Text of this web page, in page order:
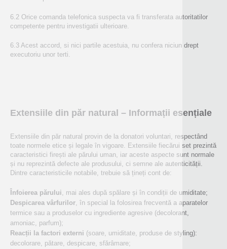
6.2 Orice comanda telefonica suspecta va fi transferata autoritatilor
competente pentru investigatii ulterioare.
6.3 Acest accord, si nici partile acestuia, nu confera niciun drept
executoriu unor terti.
Extensiile din păr natural – Informații esențiale
Extensiile din păr natural provin de la donatori voluntari, respectând
toate normele etice și legale în vigoare. Extensiile fiecărui set prezintă
caracteristici firești ale părului uman, iar aceste aspecte sunt normale
și nu reprezintă defecte ale produsului, ci semne ale autenticității.
Dintre caracteristicile notabile, trebuie să țineți cont de:
Înfoierea părului, mai ales după spălare și în condiții de umiditate;
Despicarea vârfurilor, în special la folosirea frecventă a aparatelor
termice sau a produselor cu ingrediente agresive (decolorant,
amoniac, parfum);
Reacții la factori externi (soare, umiditate, produse de styling):
decolorare, pătare, despicare, sfărâmare;